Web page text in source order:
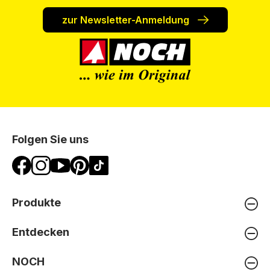
zur Newsletter-Anmeldung
Folgen Sie uns
Produkte
Entdecken
NOCH